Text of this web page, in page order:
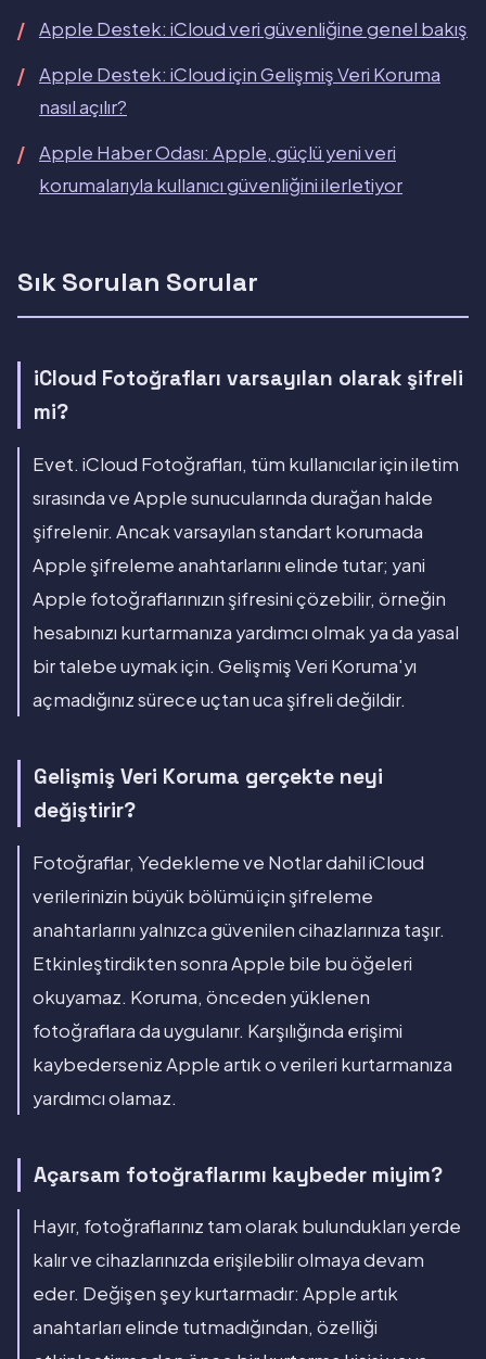
Apple Destek: iCloud veri güvenliğine genel bakış
Apple Destek: iCloud için Gelişmiş Veri Koruma
nasıl açılır?
Apple Haber Odası: Apple, güçlü yeni veri
korumalarıyla kullanıcı güvenliğini ilerletiyor
Sık Sorulan Sorular
iCloud Fotoğrafları varsayılan olarak şifreli
mi?
Evet. iCloud Fotoğrafları, tüm kullanıcılar için iletim
sırasında ve Apple sunucularında durağan halde
şifrelenir. Ancak varsayılan standart korumada
Apple şifreleme anahtarlarını elinde tutar; yani
Apple fotoğraflarınızın şifresini çözebilir, örneğin
hesabınızı kurtarmanıza yardımcı olmak ya da yasal
bir talebe uymak için. Gelişmiş Veri Koruma'yı
açmadığınız sürece uçtan uca şifreli değildir.
Gelişmiş Veri Koruma gerçekte neyi
değiştirir?
Fotoğraflar, Yedekleme ve Notlar dahil iCloud
verilerinizin büyük bölümü için şifreleme
anahtarlarını yalnızca güvenilen cihazlarınıza taşır.
Etkinleştirdikten sonra Apple bile bu öğeleri
okuyamaz. Koruma, önceden yüklenen
fotoğraflara da uygulanır. Karşılığında erişimi
kaybederseniz Apple artık o verileri kurtarmanıza
yardımcı olamaz.
Açarsam fotoğraflarımı kaybeder miyim?
Hayır, fotoğraflarınız tam olarak bulundukları yerde
kalır ve cihazlarınızda erişilebilir olmaya devam
eder. Değişen şey kurtarmadır: Apple artık
anahtarları elinde tutmadığından, özelliği